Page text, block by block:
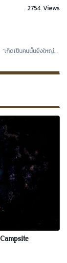
2754 Views
เกิดเป็นคนนั้นยิ่งใหญ่